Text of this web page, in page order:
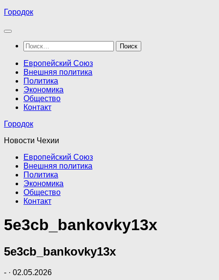
Перейти
содержимому
Городок
Найти:
Европейский Союз
Внешняя политика
Политика
Экономика
Общество
Контакт
Городок
Новости Чехии
Европейский Союз
Внешняя политика
Политика
Экономика
Общество
Контакт
5e3cb_bankovky13x
5e3cb_bankovky13x
- · 02.05.2026